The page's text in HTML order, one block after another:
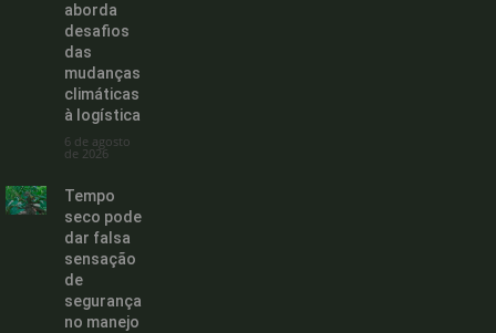
aborda
desafios
das
mudanças
climáticas
à logística
6 de agosto
de 2026
Tempo
seco pode
dar falsa
sensação
de
segurança
no manejo